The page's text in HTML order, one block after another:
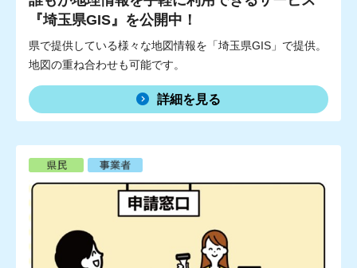
『埼玉県GIS』を公開中！
県で提供している様々な地図情報を「埼玉県GIS」で提供。
地図の重ね合わせも可能です。
詳細を見る